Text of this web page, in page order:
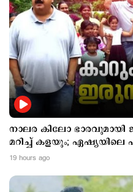
നാലര കിലോ ഭാരവുമായി
മറിച്ച് കളയും;
19 hours ago